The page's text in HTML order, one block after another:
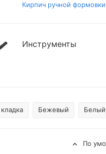
Кирпич ручной формовки
Инструменты
Бежевый Белый
По